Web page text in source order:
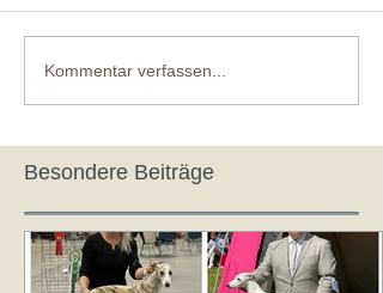
Kommentar verfassen...
Besondere Beiträge